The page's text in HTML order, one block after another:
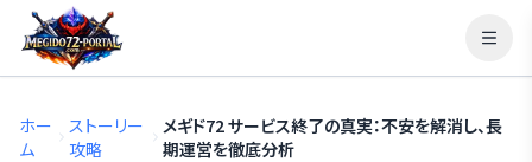
ホー
ム
ストーリー
攻略
メギド72 サービス終了の真実：不安を解消し、長
期運営を徹底分析